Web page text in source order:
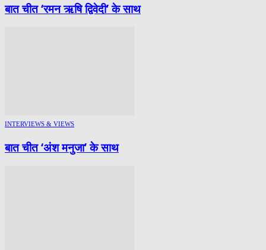
बात चीत ‘रमन ऋषि द्विवेदी’ के साथ
INTERVIEWS & VIEWS
बात चीत ‘अंश मनुजा’ के साथ